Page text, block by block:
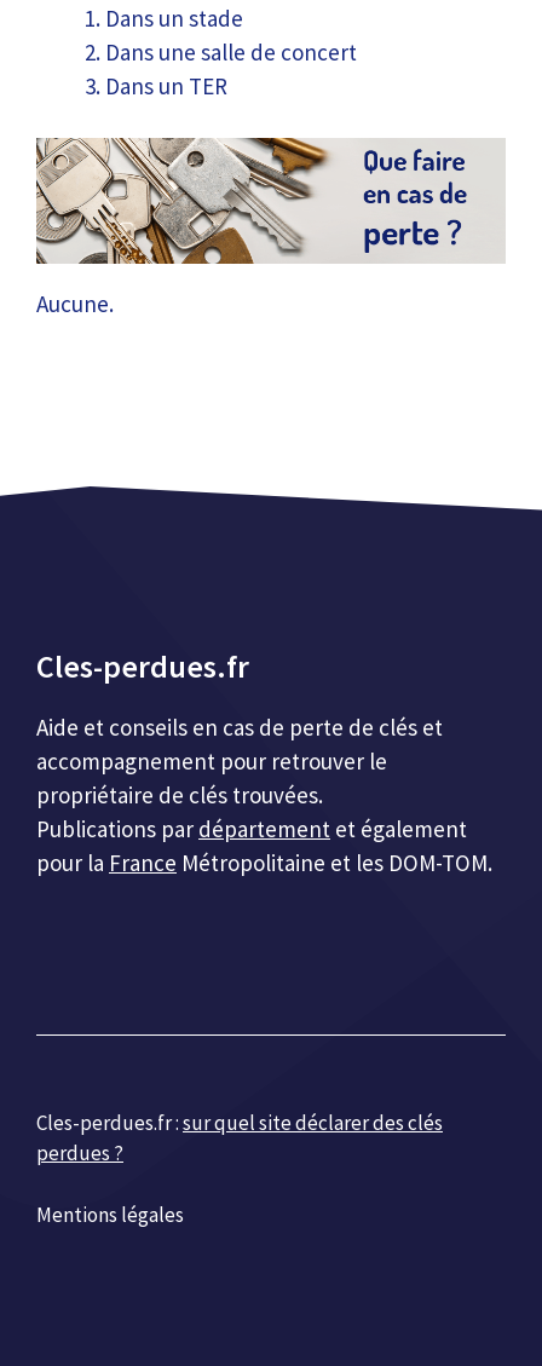
Dans un stade
Dans une salle de concert
Dans un TER
Aucune.
Cles-perdues.fr
Aide et conseils en cas de perte de clés et
accompagnement pour retrouver le
propriétaire de clés trouvées.
Publications par département et également
pour la France Métropolitaine et les DOM-TOM.
Cles-perdues.fr :sur quel site déclarer des clés
perdues ?
Mentions légales